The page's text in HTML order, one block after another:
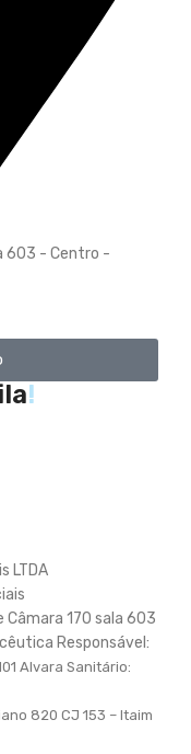
603 - Centro -
!
LTDA
170 sala 603
Responsável:
Alvara Sanitário:
820 CJ 153 – Itaim